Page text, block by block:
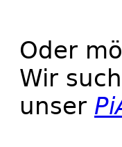
Oder
Wir
unser